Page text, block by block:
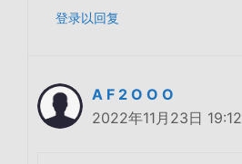
登录以回复
A F 2 O O O
2022年11月23日 19:12